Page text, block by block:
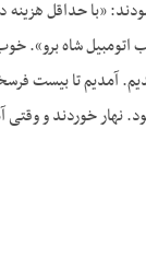
«با حداقل
شاه برو».
آمدیم تا بیست
نهار خوردند و